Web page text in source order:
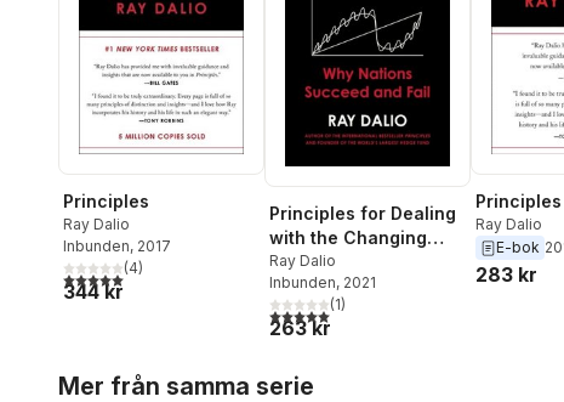
Principles
Ray Dalio
Inbunden, 2017
5,0utav 5 stjärnor. Totalt antal röster:
(4)
344 kr
Principles for Dealing
with the Changing
World Order
Ray Dalio
Inbunden, 2021
5,0utav 5 stjärnor. Totalt antal röster:
(1)
263 kr
Principles
Ray Dalio
E-bok
283 kr
Mer från samma serie